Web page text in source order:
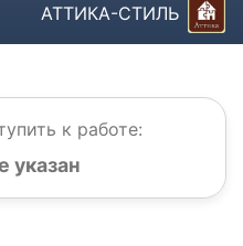
АТТИКА-СТИЛЬ
к работе:
указан